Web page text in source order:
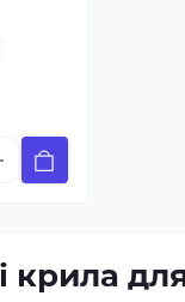
крила